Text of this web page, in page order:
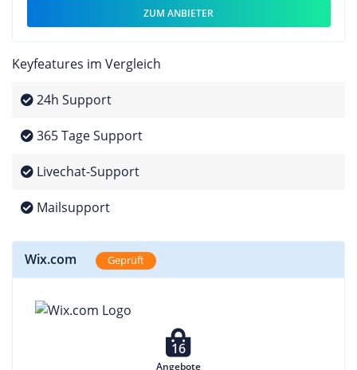
ZUM ANBIETER
Keyfeatures im Vergleich
24h Support
365 Tage Support
Livechat-Support
Mailsupport
Wix.com Geprüft
16
Angebote